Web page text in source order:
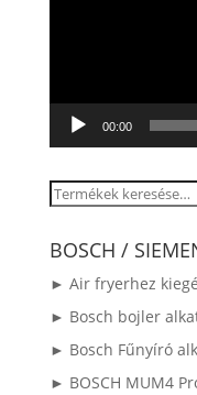
00:00
Keresés
következőre:
BOSCH /
► Air fryerhez
► Bosch bojler
► Bosch Fűnyíró
► BOSCH MUM4